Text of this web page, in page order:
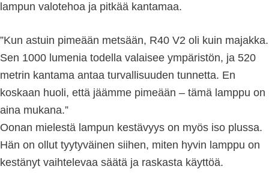
lampun valotehoa ja pitkää kantamaa.
”Kun astuin pimeään metsään, R40 V2 oli kuin majakka.
Sen 1000 lumenia todella valaisee ympäristön, ja 520
metrin kantama antaa turvallisuuden tunnetta. En
koskaan huoli, että jäämme pimeään – tämä lamppu on
aina mukana.”
Oonan mielestä lampun kestävyys on myös iso plussa.
Hän on ollut tyytyväinen siihen, miten hyvin lamppu on
kestänyt vaihtelevaa säätä ja raskasta käyttöä.